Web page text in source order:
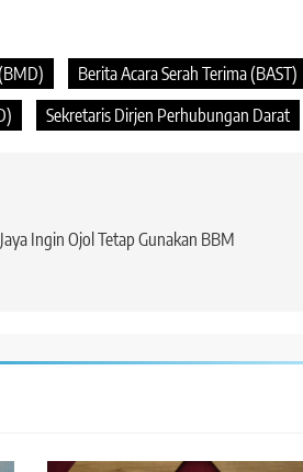
Berita Acara Serah Terima (BAST)
Sekretaris Dirjen Perhubungan Darat
Ingin Ojol Tetap Gunakan BBM